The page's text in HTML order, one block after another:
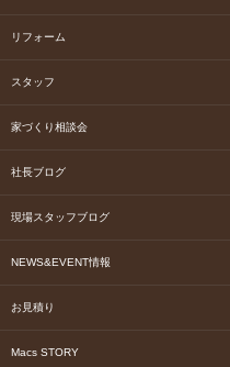
リフォーム
スタッフ
家づくり相談会
社長ブログ
現場スタッフブログ
NEWS&EVENT情報
お見積り
Macs STORY